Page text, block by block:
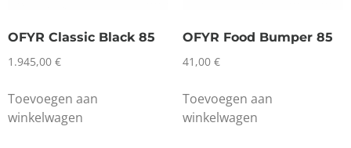
OFYR Classic Black 85
1.945,00 €
Toevoegen aan
winkelwagen
OFYR Food Bumper 85
41,00 €
Toevoegen aan
winkelwagen